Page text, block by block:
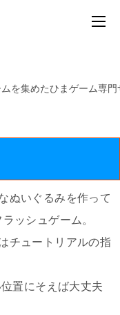
を集めたひまゲーム専
ぬいぐるみを作って
ッシュゲーム。
チュートリアルの指
置にそえば大丈夫